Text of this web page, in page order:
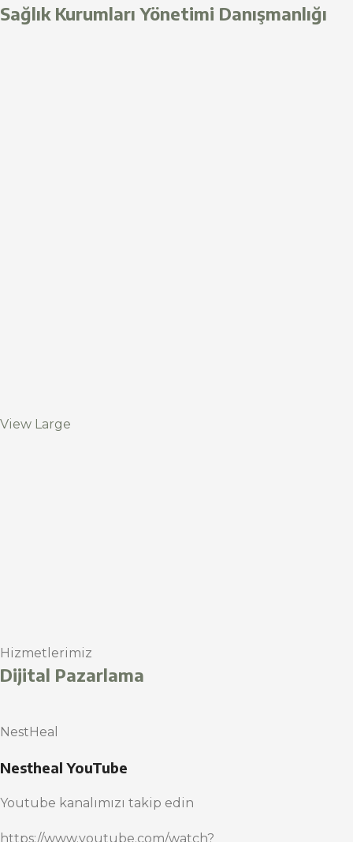
Sağlık Kurumları Yönetimi Danışmanlığı
View Large
Hizmetlerimiz
Dijital Pazarlama
NestHeal
Nestheal YouTube
Youtube kanalımızı takip edin
https://www.youtube.com/watch?